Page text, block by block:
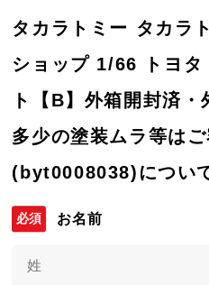
タカラトミー タカラ
ショップ 1/66 トヨタ
ト【B】外箱開封済・
多少の塗装ムラ等は
(byt0008038)につい
お名前